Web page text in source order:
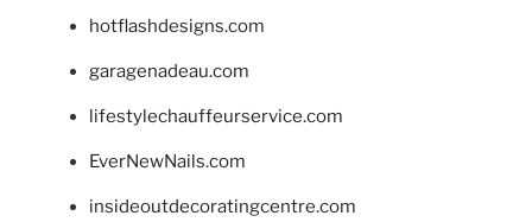
hotflashdesigns.com
garagenadeau.com
lifestylechauffeurservice.com
EverNewNails.com
insideoutdecoratingcentre.com